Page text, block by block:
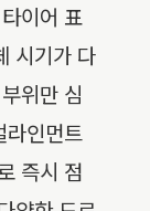
이어 표
시기가 다
위만 심
라인먼트
즉시 점